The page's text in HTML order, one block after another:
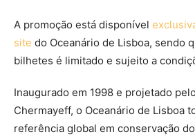
A promoção está disponível
site do Oceanário de Lisboa, sendo
bilhetes é limitado e sujeito a
Inaugurado em 1998 e projetado
Chermayeff, o Oceanário de Lisboa
referência global em conservação